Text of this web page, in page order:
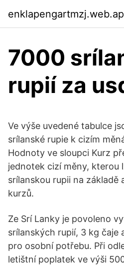
7000
rupií za
Ve výše uvedené tabulce
srílanské rupie k cizím
Hodnoty ve sloupci Kurz
jednotek cizí měny, kterou
srílanskou rupii na základě
kurzů.
Ze Srí Lanky je povoleno
srílanských rupií, 3 kg čaje
pro osobní potřebu. Při
letištní poplatek ve výši